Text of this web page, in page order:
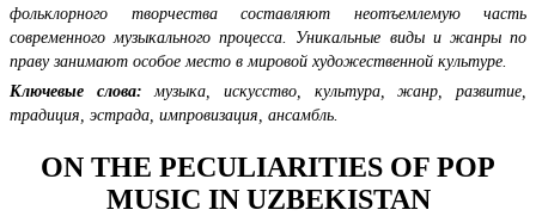
фольклорного творчества составляют неотъемлемую часть
современного музыкального процесса. Уникальные виды и жанры по
праву занимают особое место в мировой художественной культуре.
Ключевые слова: музыка, искусство, культура, жанр, развитие,
традиция, эстрада, импровизация, ансамбль.
ON THE PECULIARITIES OF POP
MUSIC IN UZBEKISTAN